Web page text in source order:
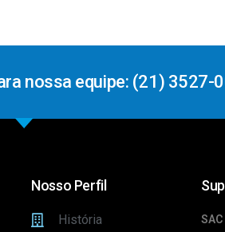
nossa equipe: (21)
Nosso Perfil
História
SAC